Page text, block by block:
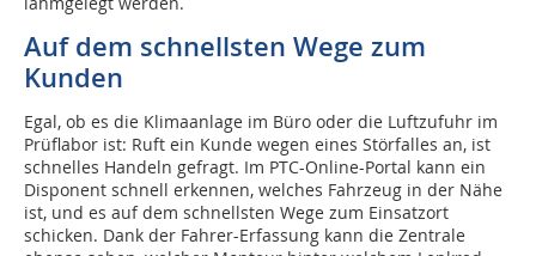
Auf dem schnellsten Wege zum
Kunden
Egal, ob es die Klimaanlage im Büro oder die Luftzufuhr im
Prüflabor ist: Ruft ein Kunde wegen eines Störfalles an, ist
schnelles Handeln gefragt. Im PTC-Online-Portal kann ein
Disponent schnell erkennen, welches Fahrzeug in der Nähe
ist, und es auf dem schnellsten Wege zum Einsatzort
schicken. Dank der Fahrer-Erfassung kann die Zen­trale